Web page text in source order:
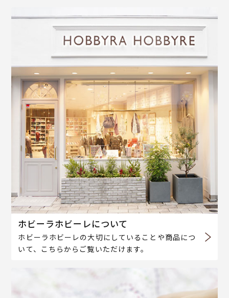
ホビーラホビーレについて
ホビーラホビーレの大切にしていることや商品につ
いて、こちらからご覧いただけます。